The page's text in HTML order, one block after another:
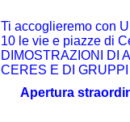
Ti accoglieremo con
10 le vie e piazze di
DIMOSTRAZIONI DI
CERES E DI
Apertura